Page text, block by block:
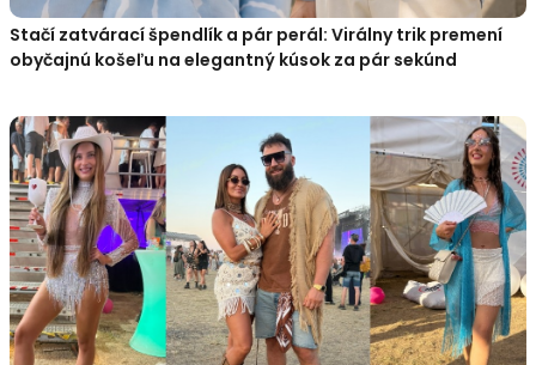
Stačí zatvárací špendlík a pár perál: Virálny trik premení
obyčajnú košeľu na elegantný kúsok za pár sekúnd